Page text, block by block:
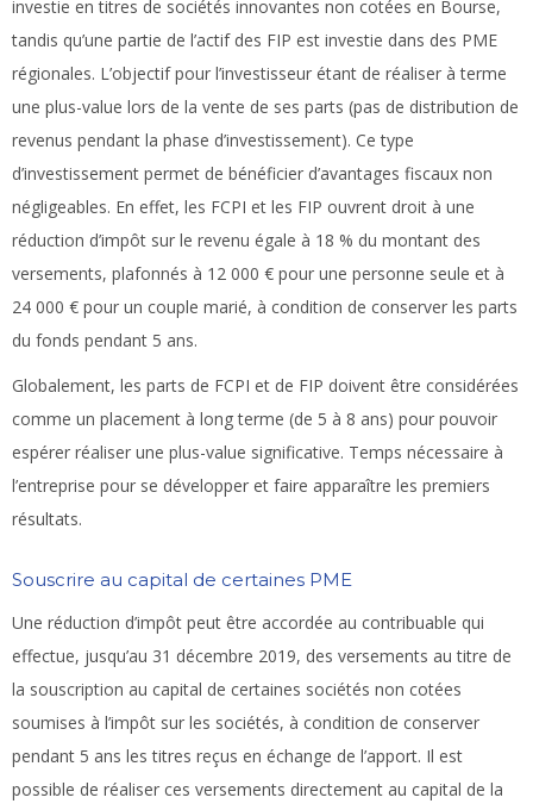
investie en titres de sociétés innovantes non cotées en Bourse,
tandis qu’une partie de l’actif des FIP est investie dans des PME
régionales. L’objectif pour l’investisseur étant de réaliser à terme
une plus-value lors de la vente de ses parts (pas de distribution de
revenus pendant la phase d’investissement). Ce type
d’investissement permet de bénéficier d’avantages fiscaux non
négligeables. En effet, les FCPI et les FIP ouvrent droit à une
réduction d’impôt sur le revenu égale à 18 % du montant des
versements, plafonnés à 12 000 € pour une personne seule et à
24 000 € pour un couple marié, à condition de conserver les parts
du fonds pendant 5 ans.
Globalement, les parts de FCPI et de FIP doivent être considérées
comme un placement à long terme (de 5 à 8 ans) pour pouvoir
espérer réaliser une plus-value significative. Temps nécessaire à
l’entreprise pour se développer et faire apparaître les premiers
résultats.
Souscrire au capital de certaines PME
Une réduction d’impôt peut être accordée au contribuable qui
effectue, jusqu’au 31 décembre 2019, des versements au titre de
la souscription au capital de certaines sociétés non cotées
soumises à l’impôt sur les sociétés, à condition de conserver
pendant 5 ans les titres reçus en échange de l’apport. Il est
possible de réaliser ces versements directement au capital de la